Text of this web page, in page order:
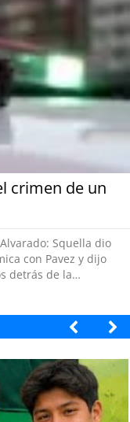
crimen de un
Squella dio
con Pavez y dijo
detrás de la